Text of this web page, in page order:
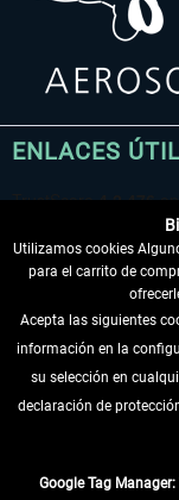
ENLACES
DESISTIR DEL
Utilizamos cookies
para el carrito de
Acepta las siguientes
información en la
su selección en
declaración de
Google Tag Manager: